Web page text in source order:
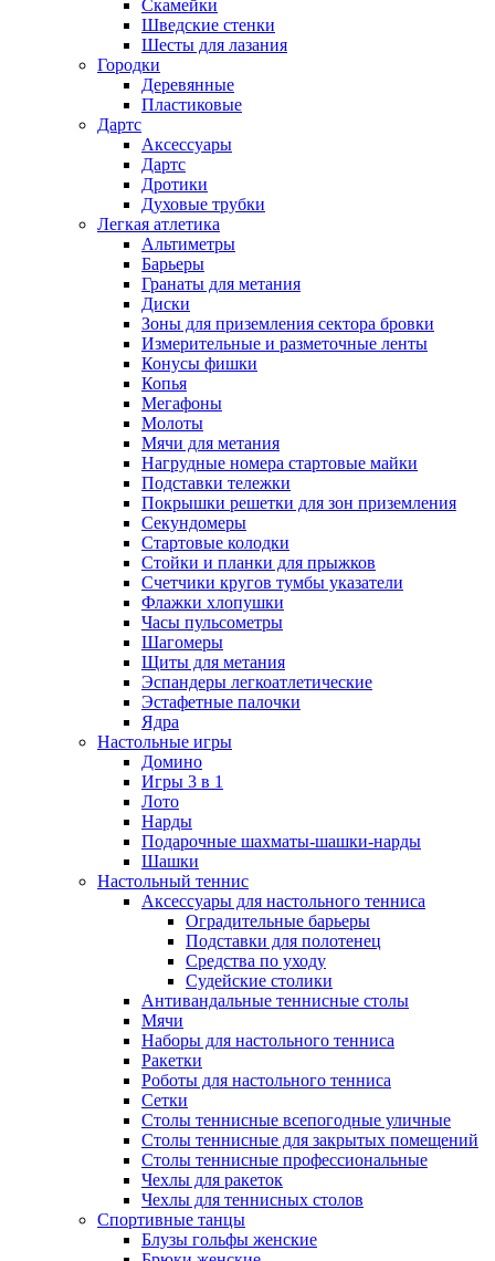
Скамейки
Шведские стенки
Шесты для лазания
Городки
Деревянные
Пластиковые
Дартс
Аксессуары
Дартс
Дротики
Духовые трубки
Легкая атлетика
Альтиметры
Барьеры
Гранаты для метания
Диски
Зоны для приземления сектора бровки
Измерительные и разметочные ленты
Конусы фишки
Копья
Мегафоны
Молоты
Мячи для метания
Нагрудные номера стартовые майки
Подставки тележки
Покрышки решетки для зон приземления
Секундомеры
Стартовые колодки
Стойки и планки для прыжков
Счетчики кругов тумбы указатели
Флажки хлопушки
Часы пульсометры
Шагомеры
Щиты для метания
Эспандеры легкоатлетические
Эстафетные палочки
Ядра
Настольные игры
Домино
Игры 3 в 1
Лото
Нарды
Подарочные шахматы-шашки-нарды
Шашки
Настольный теннис
Аксессуары для настольного тенниса
Оградительные барьеры
Подставки для полотенец
Средства по уходу
Судейские столики
Антивандальные теннисные столы
Мячи
Наборы для настольного тенниса
Ракетки
Роботы для настольного тенниса
Сетки
Столы теннисные всепогодные уличные
Столы теннисные для закрытых помещений
Столы теннисные профессиональные
Чехлы для ракеток
Чехлы для теннисных столов
Спортивные танцы
Блузы гольфы женские